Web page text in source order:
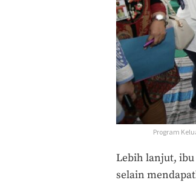
Program
Lebih lanjut,
selain